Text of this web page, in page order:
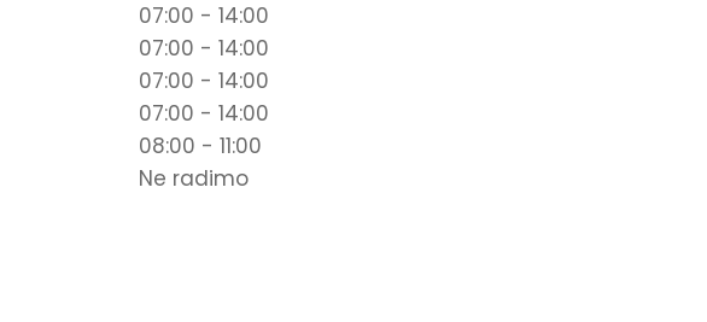
07:00 - 14:00
07:00 - 14:00
07:00 - 14:00
07:00 - 14:00
08:00 - 11:00
Ne radimo